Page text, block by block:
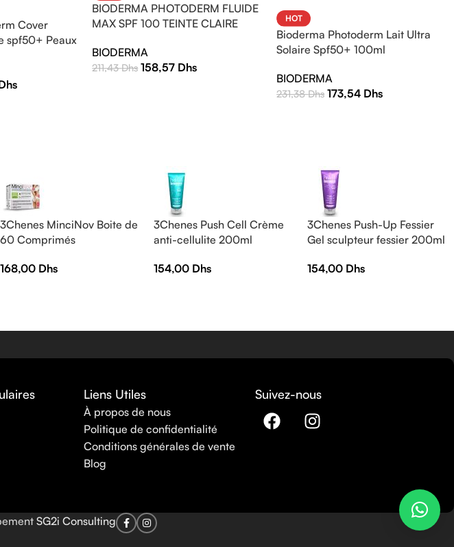
Cover
spf50+ Peaux
BIODERMA PHOTODERM FLUIDE
MAX SPF 100 TEINTE CLAIRE
BIODERMA
211,43Dhs 158,57 Dhs
HOT
Bioderma Photoderm Lait Ultra
Solaire Spf50+ 100ml
BIODERMA
231,38Dhs 173,54 Dhs
3Chenes MinciNov Boite de
60 Comprimés
168,00 Dhs
3Chenes Push Cell Crème
anti-cellulite 200ml
154,00 Dhs
3Chenes Push-Up Fessier
Gel sculpteur fessier 200ml
154,00 Dhs
Liens Utiles
À propos de nous
Politique de confidentialité
Conditions générales de vente
Blog
Suivez-nous
SG2i Consulting